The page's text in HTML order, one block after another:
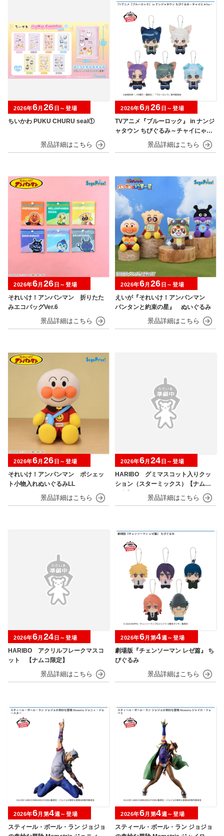
ちいかわ PUKU CHURU seal①
2026年6月 26 日～登場
TVアニメ『ブルーロック』 in ナンジ
ャタウン ちびぐるみ～チャイにゃFe
2026年6月 26 日～登場
それいけ！アンパンマン 折りたた
みエコバッグVer.6
2026年6月 26 日～登場
えいが『それいけ！アンパンマン
パンタンと約束の星』 ぬいぐるみ
2026年6月 26 日～登場
それいけ！アンパンマン ポシェッ
ト小物入れぬいぐるみLL
2026年6月 26 日～登場
HARIBO グミマスコット入りクッ
ション（スターミックス）【ナムコ
2026年6月 24 日～登場
HARIBO アクリルフレークマスコ
ット 【ナムコ限定】
2026年6月 24 日～登場
劇場版『チェンソーマン レゼ篇』 ち
びぐるみ
2026年6月第4週～登場
スティール・ボール・ラン ジョジョ
2026年6月第4週～登場
スティール・ボール・ラン ジョジョ
2026年6月第4週～登場